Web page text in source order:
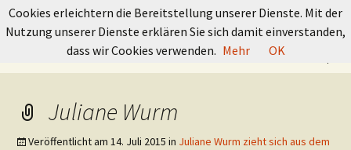
GRUNDKURS BOULDERN
Springe
nach:
Juliane Wurm
Veröffentlicht am 14. Juli 2015 in Juliane Wurm zieht sich aus dem
Cookies erleichtern die Bereitstellung unserer Dienste. Mit der
Nutzung unserer Dienste erklären Sie sich damit einverstanden,
dass wir Cookies verwenden. Mehr OK